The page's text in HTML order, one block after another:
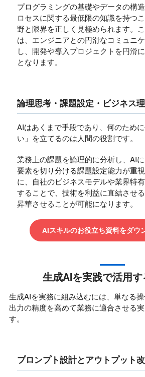
プログラミングの基礎やデータの構
ロセスに関する最低限の知識を持つ
野と限界を正しく見極められます。
は、エンジニアとの円滑なコミュニ
し、開発や導入プロジェクトを円滑
となります。
論理思考・課題設定・ビジネス
AIはあくまで手段であり、何のため
い」を立てるのは人間の役割です。
業務上の課題を論理的に分析し、AI
要素を切り分ける課題設定能力が重
に、自社のビジネスモデルや業界特
することで、技術を利益に直結させ
昇華させることが可能になります。
AIスキルのお役立ち資料をダウ
生成AIを実践で活用
生成AIを実務に組み込むには、単なる操
出力の精度を高めて業務に適合させる
す。
プロンプト設計とアウトプット